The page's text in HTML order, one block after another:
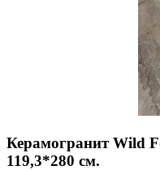
Керамогранит Wild
119,3*280 см.